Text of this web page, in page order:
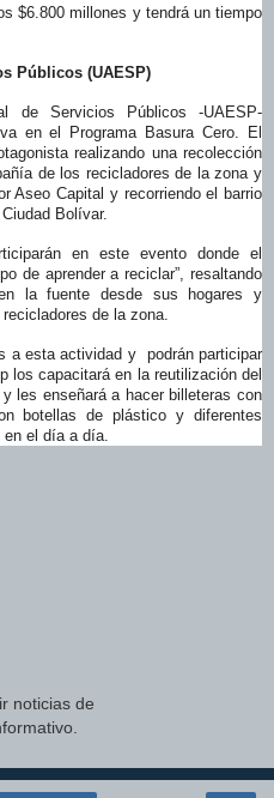
$6.800 millones y tendrá un tiempo
Públicos (UAESP)
de Servicios Públicos -UAESP-
en el Programa Basura Cero. El
realizando una recolección
de los recicladores de la zona y
Aseo Capital y recorriendo el barrio
Bolívar.
en este evento donde el
de aprender a reciclar”, resaltando
la fuente desde sus hogares y
de la zona.
a esta actividad y podrán participar
los capacitará en la reutilización del
les enseñará a hacer billeteras con
botellas de plástico y diferentes
en el día a día.
noticias de